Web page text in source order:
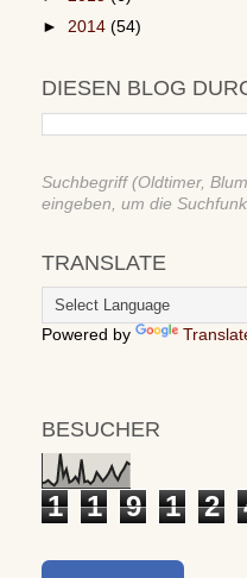
► 2014 (54)
DIESEN BLOG
Suchbegriff (Oldtimer,
eingeben, um die
TRANSLATE
Powered by
BESUCHER
1 1 9 1 2